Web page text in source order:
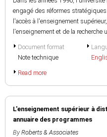
engagé des réformes
l'accès à l'enseignement
l'enseignement et de la recherche
Document format
Note technique
Read more
L'enseignement supérieur à
annuaire des programmes
By Roberts & Associates